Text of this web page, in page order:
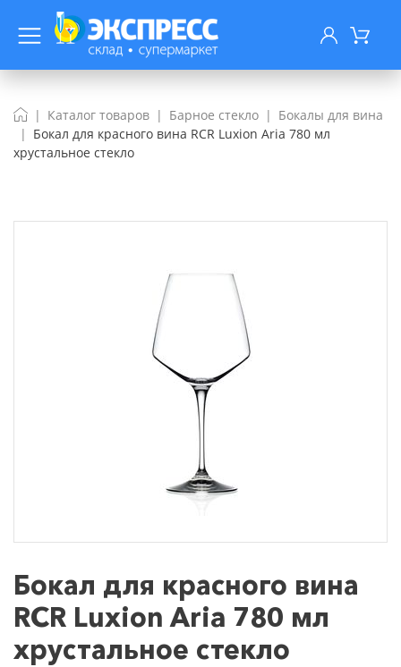
Каталог товаров Барное стекло
Бокалы для вина
Бокал для красного вина RCR Luxion Aria 780 мл
хрустальное стекло
Бокал для красного вина
RCR Luxion Aria 780 мл
хрустальное стекло